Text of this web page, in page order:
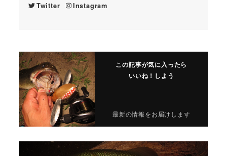
Twitter Instagram
この記事が気に入ったら
いいね！しよう
最新の情報をお届けします